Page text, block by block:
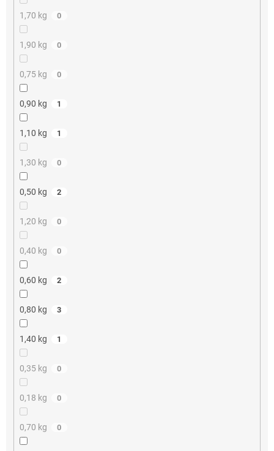
1,70 kg 0
1,90 kg 0
0,75 kg 0
0,90 kg 1
1,10 kg 1
1,30 kg 0
0,50 kg 2
1,20 kg 0
0,40 kg 0
0,60 kg 2
0,80 kg 3
1,40 kg 1
0,35 kg 0
0,18 kg 0
0,70 kg 0